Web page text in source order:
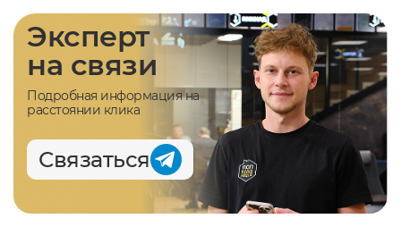
Эксперт
на связи
Подробная информация на
расстоянии клика
Связаться